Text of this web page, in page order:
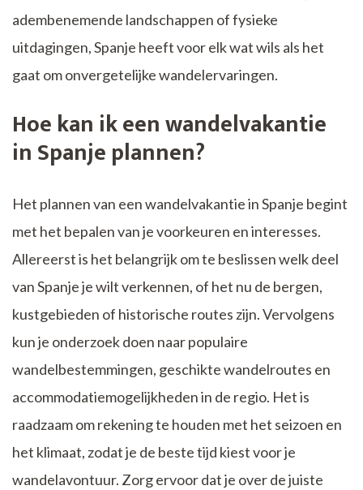
adembenemende landschappen of fysieke
uitdagingen, Spanje heeft voor elk wat wils als het
gaat om onvergetelijke wandelervaringen.
Hoe kan ik een wandelvakantie
in Spanje plannen?
Het plannen van een wandelvakantie in Spanje begint
met het bepalen van je voorkeuren en interesses.
Allereerst is het belangrijk om te beslissen welk deel
van Spanje je wilt verkennen, of het nu de bergen,
kustgebieden of historische routes zijn. Vervolgens
kun je onderzoek doen naar populaire
wandelbestemmingen, geschikte wandelroutes en
accommodatiemogelijkheden in de regio. Het is
raadzaam om rekening te houden met het seizoen en
het klimaat, zodat je de beste tijd kiest voor je
wandelavontuur. Zorg ervoor dat je over de juiste